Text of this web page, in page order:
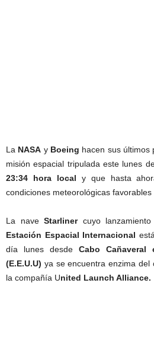
La NASA y Boeing hacen sus últimos
misión espacial tripulada este lunes
23:34 hora local y que hasta
condiciones meteorológicas
La nave Starlinercuyo
Estación Espacial Internacional
día lunes desde Cabo
(E.E.U.U) ya se encuentra enzima del
la compañía United Launch Alliance.